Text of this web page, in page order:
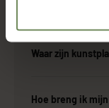
Hoe onderhoud
Waar zijn
Hoe breng ik